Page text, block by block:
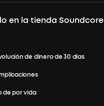
en la tienda Soundcore
de dinero de 30 días
de por vida